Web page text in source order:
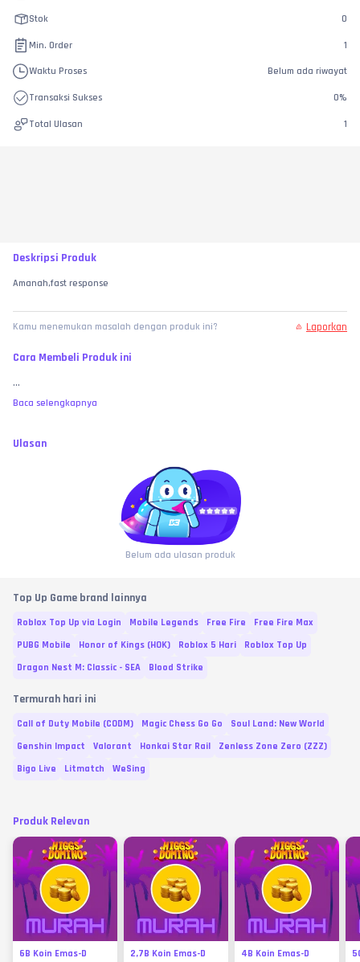
Stok 0
Min. Order 1
Waktu Proses Belum ada riwayat
Transaksi Sukses 0%
Total Ulasan 1
Deskripsi Produk
Amanah,fast response
Kamu menemukan masalah dengan produk ini? Laporkan
Cara Membeli Produk ini
...
Baca selengkapnya
Ulasan
Belum ada ulasan produk
Top Up Game brand lainnya
Roblox Top Up via Login Mobile Legends Free Fire
Free Fire Max
PUBG Mobile
Honor of Kings (HOK) Roblox 5 Hari
Roblox Top Up
Dragon Nest M: Classic - SEA
Blood Strike
Termurah hari ini
Call of Duty Mobile (CODM) Magic Chess Go Go
Soul Land: New World
Genshin Impact
Valorant Honkai Star Rail
Zenless Zone Zero (ZZZ)
Bigo Live
Litmatch WeSing
Produk Relevan
6B Koin Emas-D 2,7B Koin Emas-D 4B Koin Emas-D